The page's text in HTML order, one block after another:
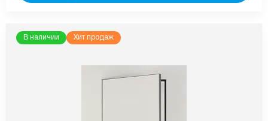
В наличии Хит продаж